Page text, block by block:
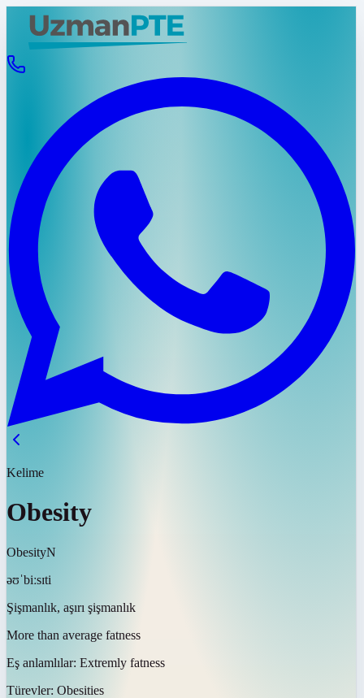
Kelime
Obesity
ObesityN
əʊˈbiːsɪti
Şişmanlık, aşırı şişmanlık
More than average fatness
Eş anlamlılar: Extremly fatness
Türevler: Obesities